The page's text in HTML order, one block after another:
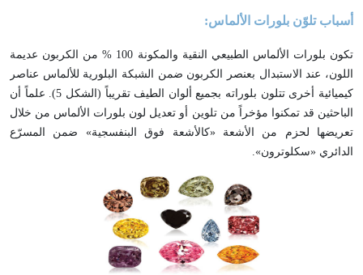
أسباب تلوّن بلورات الألماس:
تكون بلورات الألماس الطبيعي النقية والمكونة 100 % من الكربون عديمة
اللون، عند الاستبدال بعنصر الكربون ضمن الشبكة البلورية للألماس عناصر
كيميائية أخرى تتلون بلوراته بجميع ألوان الطيف تقريباً (الشكل 5). علماً أن
الباحثين قد تمكنوا مؤخراً من تلوين أو تعديل لون بلورات الألماس من خلال
تعريضها لحزم من الأشعة «كالأشعة فوق البنفسجية» ضمن المسرّع
الدائري «سكلوترون».